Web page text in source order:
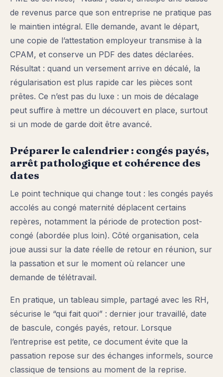
de revenus parce que son entreprise ne pratique pas
le maintien intégral. Elle demande, avant le départ,
une copie de l’attestation employeur transmise à la
CPAM, et conserve un PDF des dates déclarées.
Résultat : quand un versement arrive en décalé, la
régularisation est plus rapide car les pièces sont
prêtes. Ce n’est pas du luxe : un mois de décalage
peut suffire à mettre un découvert en place, surtout
si un mode de garde doit être avancé.
Préparer le calendrier : congés payés,
arrêt pathologique et cohérence des
dates
Le point technique qui change tout : les congés payés
accolés au congé maternité déplacent certains
repères, notamment la période de protection post-
congé (abordée plus loin). Côté organisation, cela
joue aussi sur la date réelle de retour en réunion, sur
la passation et sur le moment où relancer une
demande de télétravail.
En pratique, un tableau simple, partagé avec les RH,
sécurise le “qui fait quoi” : dernier jour travaillé, date
de bascule, congés payés, retour. Lorsque
l’entreprise est petite, ce document évite que la
passation repose sur des échanges informels, source
classique de tensions au moment de la reprise.